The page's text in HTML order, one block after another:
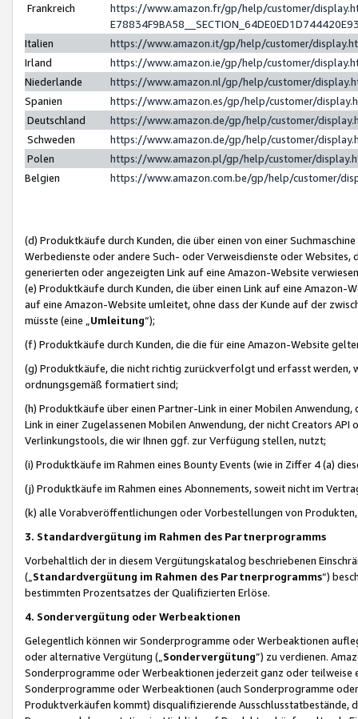
Frankreich
https://www.amazon.fr/gp/help/customer/
Italien
https://www.amazon.it/gp/help/customer/
Irland
https://www.amazon.ie/gp/help/customer/
Niederlande
https://www.amazon.nl/gp/help/customer/
Spanien
https://www.amazon.es/gp/help/customer/
Deutschland
https://www.amazon.de/gp/help/customer/
Schweden
https://www.amazon.de/gp/help/customer/
Polen
https://www.amazon.pl/gp/help/customer/
Belgien
https://www.amazon.com.be/gp/help/customer/
(d) Produktkäufe durch Kunden, die über einen von einer
Werbedienste oder andere Such- oder Verweisdienste oder Websites,
generierten oder angezeigten Link auf eine Amazon-Website
(e) Produktkäufe durch Kunden, die über einen Link auf eine
auf eine Amazon-Website umleitet, ohne dass der Kunde auf der
müsste (eine „ Umleitung“);
(f) Produktkäufe durch Kunden, die die für eine Amazon-Website
(g) Produktkäufe, die nicht richtig zurückverfolgt und erfasst werden,
ordnungsgemäß formatiert sind;
(h) Produktkäufe über einen Partner-Link in einer Mobilen
Link in einer Zugelassenen Mobilen Anwendung, der nicht Creators
Verlinkungstools, die wir Ihnen ggf. zur Verfügung stellen, nutzt;
(i) Produktkäufe im Rahmen eines Bounty Events (wie in Ziffer 4 (a)
(j) Produktkäufe im Rahmen eines Abonnements, soweit nicht im
(k) alle Vorabveröffentlichungen oder Vorbestellungen von
3. Standardvergütung im Rahmen des Partnerprogramms
Vorbehaltlich der in diesem Vergütungskatalog beschriebenen
(„ Standardvergütung im Rahmen des Partnerprogramms“)
bestimmten Prozentsatzes der Qualifizierten Erlöse.
4. Sondervergütung oder Werbeaktionen
Gelegentlich können wir Sonderprogramme oder Werbeaktionen
oder alternative Vergütung („ Sondervergütung”) zu verdienen.
Sonderprogramme oder Werbeaktionen jederzeit ganz oder
Sonderprogramme oder Werbeaktionen (auch Sonderprogramme
Produktverkäufen kommt) disqualifizierende Ausschlusstatbestände,